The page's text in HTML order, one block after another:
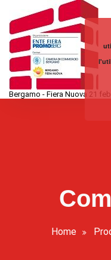
contenuto
Bergamo - Fiera Nuova 21
Home